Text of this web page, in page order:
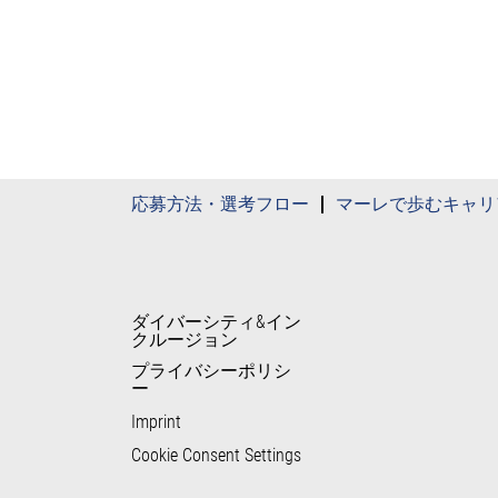
応募方法・選考フロー マーレで歩むキャ
ダイバーシティ&イン
クルージョン
プライバシーポリシ
ー
Imprint
Cookie Consent Settings